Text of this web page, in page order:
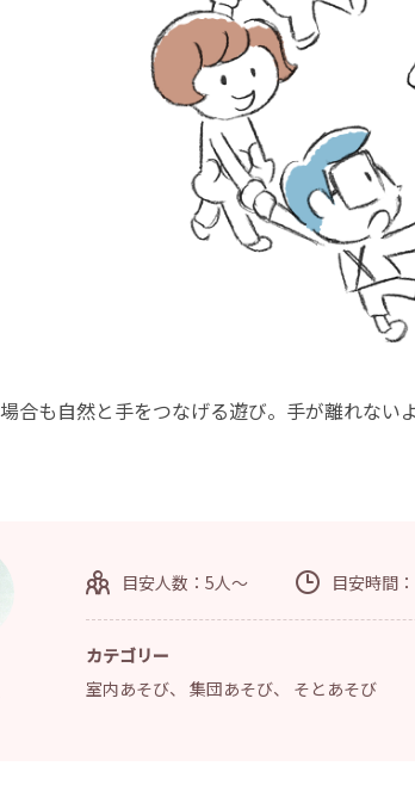
合も自然と手をつなげる遊び。手が離れない
目安人数：5人～ 目安時間
カテゴリー
室内あそび、 集団あそび、 そとあそび